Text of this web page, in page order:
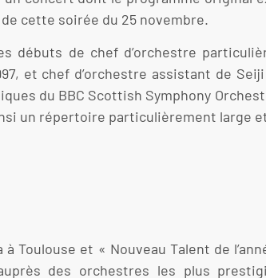
cette soirée du 25 novembre.
débuts de chef d’orchestre
et chef d’orchestre assistant de
du BBC Scottish Symphony
un répertoire particulièrement large
Toulouse et « Nouveau Talent de
des orchestres les plus